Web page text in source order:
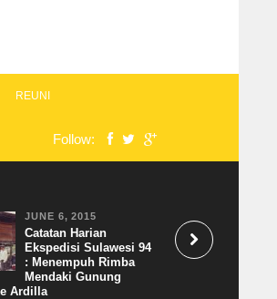
REUNI
Follow:
JUNE 6, 2015
Catatan Harian
Ekspedisi Sulawesi 94
: Menempuh Rimba
Mendaki Gunung
Ardilla